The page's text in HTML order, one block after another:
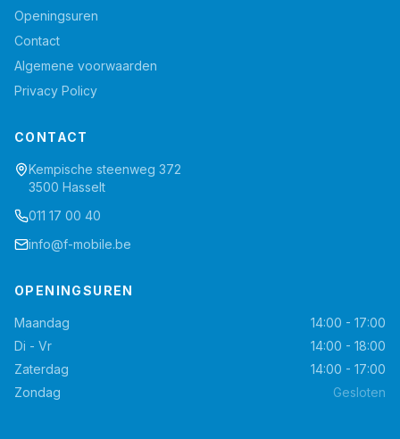
Openingsuren
Contact
Algemene voorwaarden
Privacy Policy
CONTACT
Kempische steenweg 372
3500 Hasselt
011 17 00 40
info@f-mobile.be
OPENINGSUREN
Maandag
14:00 - 17:00
Di - Vr
14:00 - 18:00
Zaterdag
14:00 - 17:00
Zondag
Gesloten